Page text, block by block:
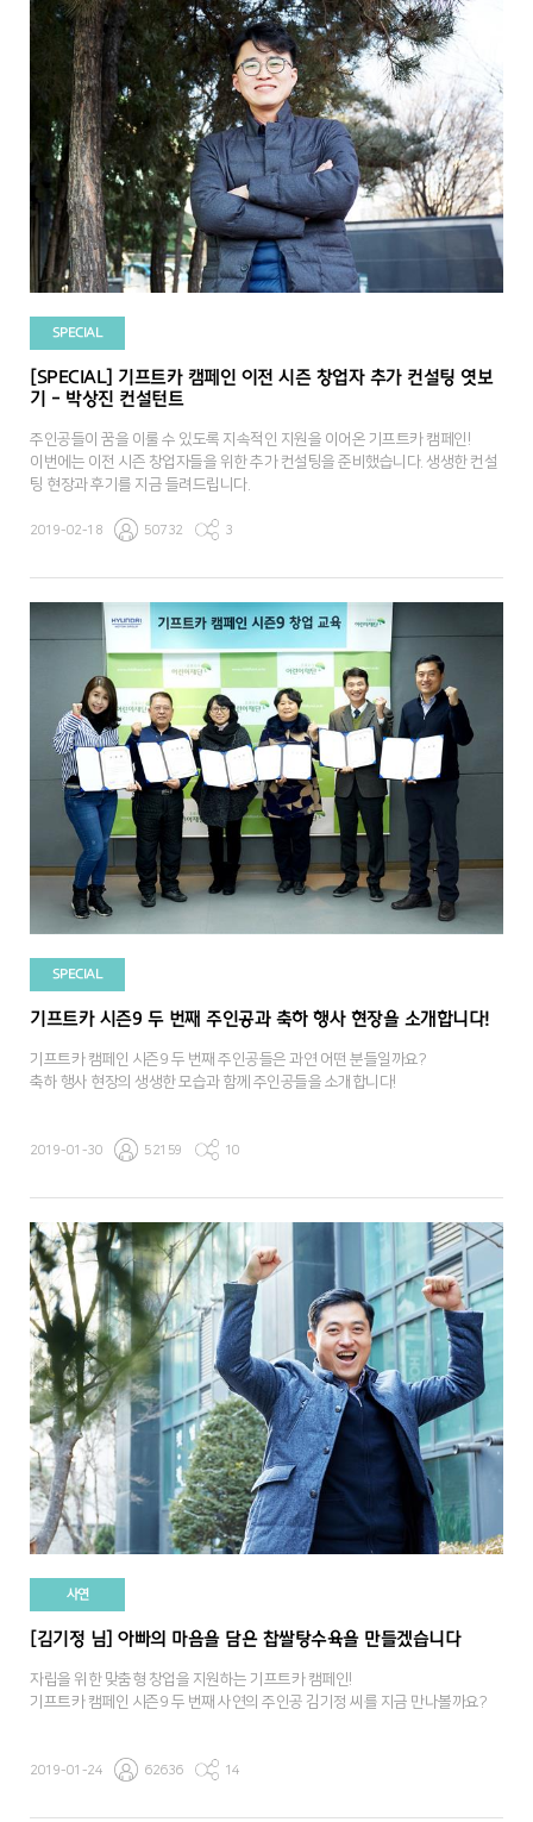
SPECIAL
[SPECIAL] 기프트카 캠페인 이전 시즌 창업자 추가 컨설팅 엿보
기 - 박상진 컨설턴트
주인공들이 꿈을 이룰 수 있도록 지속적인 지원을 이어온 기프트카 캠페인!
이번에는 이전 시즌 창업자들을 위한 추가 컨설팅을 준비했습니다. 생생한 컨설
팅 현장과 후기를 지금 들려드립니다.
2019-02-18 50732 3
SPECIAL
기프트카 시즌9 두 번째 주인공과 축하 행사 현장을 소개합니다!
기프트카 캠페인 시즌9 두 번째 주인공들은 과연 어떤 분들일까요?
축하 행사 현장의 생생한 모습과 함께 주인공들을 소개합니다!
2019-01-30 52159 10
사연
[김기정 님] 아빠의 마음을 담은 찹쌀탕수육을 만들겠습니다
자립을 위한 맞춤형 창업을 지원하는 기프트카 캠페인!
기프트카 캠페인 시즌9 두 번째 사연의 주인공 김기정 씨를 지금 만나볼까요?
2019-01-24 62636 14